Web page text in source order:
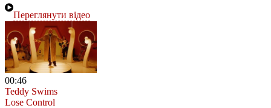
Переглянути відео
00:46
Teddy Swims
Lose Control